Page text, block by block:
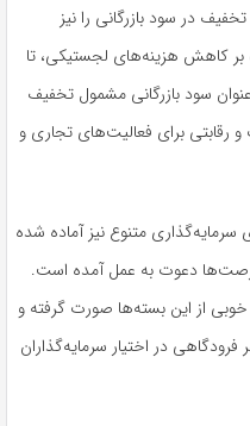
در سود بازرگانی را نیز
کاهش هزینه‌های لجستیکی، تا
سود بازرگانی مشمول تخفیف
برای فعالیت‌های تجاری و
سرمایه‌گذاری متنوع نیز آماده شده
دعوت به عمل آمده است.
از این بسته‌ها صورت گرفته و
در اختیار سرمایه‌گذاران